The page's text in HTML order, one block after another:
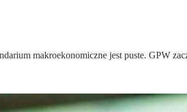
makroekonomiczne jest puste. GPW